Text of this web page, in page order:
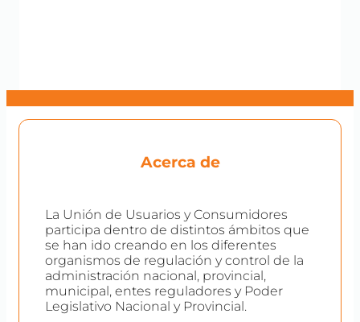
Acerca de
La Unión de Usuarios y Consumidores
participa dentro de distintos ámbitos que
se han ido creando en los diferentes
organismos de regulación y control de la
administración nacional, provincial,
municipal, entes reguladores y Poder
Legislativo Nacional y Provincial.